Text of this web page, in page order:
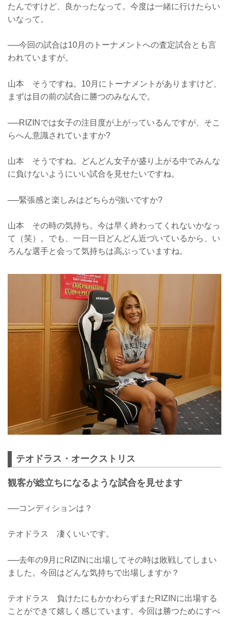
たんですけど、良かったなって。今度は一緒に行けたらい
いなって。
──今回の試合は10月のトーナメントへの査定試合とも言
われていますが。
山本 そうですね。10月にトーナメントがありますけど、
まずは目の前の試合に勝つのみなんで。
──RIZINでは女子の注目度が上がっているんですが、そこ
らへん意識されていますか?
山本 そうですね。どんどん女子が盛り上がる中でみんな
に負けないようにいい試合を見せたいですね。
──緊張感と楽しみはどちらが強いですか?
山本 その時の気持ち。今は早く終わってくれないかなっ
て（笑）。でも、一日一日どんどん近づいているから、い
ろんな選手と会って気持ちは高ぶっていますね。
テオドラス・オークストリス
観客が総立ちになるような試合を見せます
──コンディションは？
テオドラス 凄くいいです。
──去年の9月にRIZINに出場してその時は敗戦してしまい
ました。今回はどんな気持ちで出場しますか？
テオドラス 負けたにもかかわらずまたRIZINに出場する
ことができて嬉しく感じています。今回は勝つためにすべ